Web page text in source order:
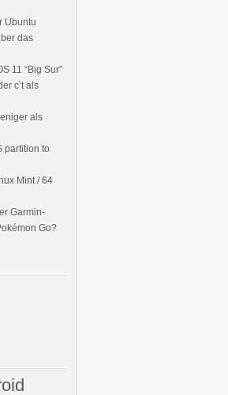
Ubuntu
das
11 “Big Sur”
c’t als
als
partition to
Mint / 64
Garmin-
Go?